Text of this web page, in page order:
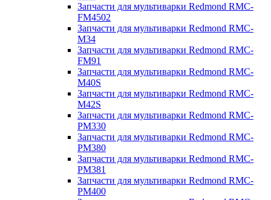
Запчасти для мультиварки Redmond RMC-
FM4502
Запчасти для мультиварки Redmond RMC-
M34
Запчасти для мультиварки Redmond RMC-
FM91
Запчасти для мультиварки Redmond RMC-
M40S
Запчасти для мультиварки Redmond RMC-
M42S
Запчасти для мультиварки Redmond RMC-
PM330
Запчасти для мультиварки Redmond RMC-
PM380
Запчасти для мультиварки Redmond RMC-
PM381
Запчасти для мультиварки Redmond RMC-
PM400